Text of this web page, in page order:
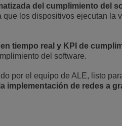
del cumplimiento del
que los dispositivos ejecutan la
tiempo real y KPI de
del software.
por el equipo de ALE, listo
implementación de redes a